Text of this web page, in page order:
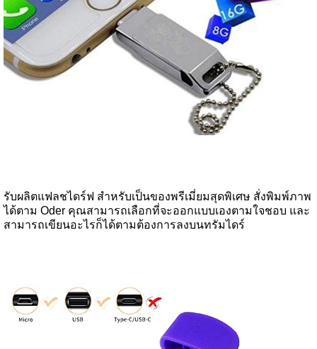
รับผลิตแฟลชไดร์ฟ สำหรับเป็นของพรีเมี่ยมสุดพิเศษ สั่งพิมพ์ภาพ
ได้ตาม Oder คุณสามารถเลือกที่จะออกแบบเองตามใจชอบ และ
สามารถเขียนอะไรก็ได้ตามต้องการลงบนทรัมไดร์